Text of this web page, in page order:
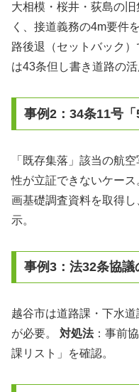
大相模・桜井・荻島の
く、接道義務の4m要件
路後退（セットバック
は43条但し書き道路の活
事例2：34条11号
「既存集落」該当の航
性が立証できないケース
画基礎調査資料を取得
示。
事例3：法32条協議
越谷市は道路課・下水
が必要。 対処法：事前
課リスト」を確認。